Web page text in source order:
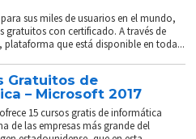
sus miles de usuarios en el mundo,
gratuitos con certificado. A través de
plataforma que está disponible en toda...
Gratuitos de
– Microsoft 2017
15 cursos gratis de informática
de las empresas más grande del